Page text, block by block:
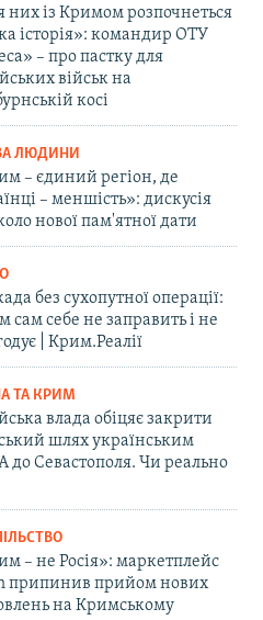
них із Кримом розпочнеться
історія»: командир ОТУ
– про пастку для
військ на
косі
ЛЮДИНИ
– єдиний регіон, де
– меншість»: дискусія
нової пам'ятної дати
без сухопутної операції:
сам себе не заправить і не
| Крим.Реалії
ТА КРИМ
влада обіцяє закрити
шлях українським
до Севастополя. Чи реально
– не Росія»: маркетплейс
припинив прийом нових
на Кримському